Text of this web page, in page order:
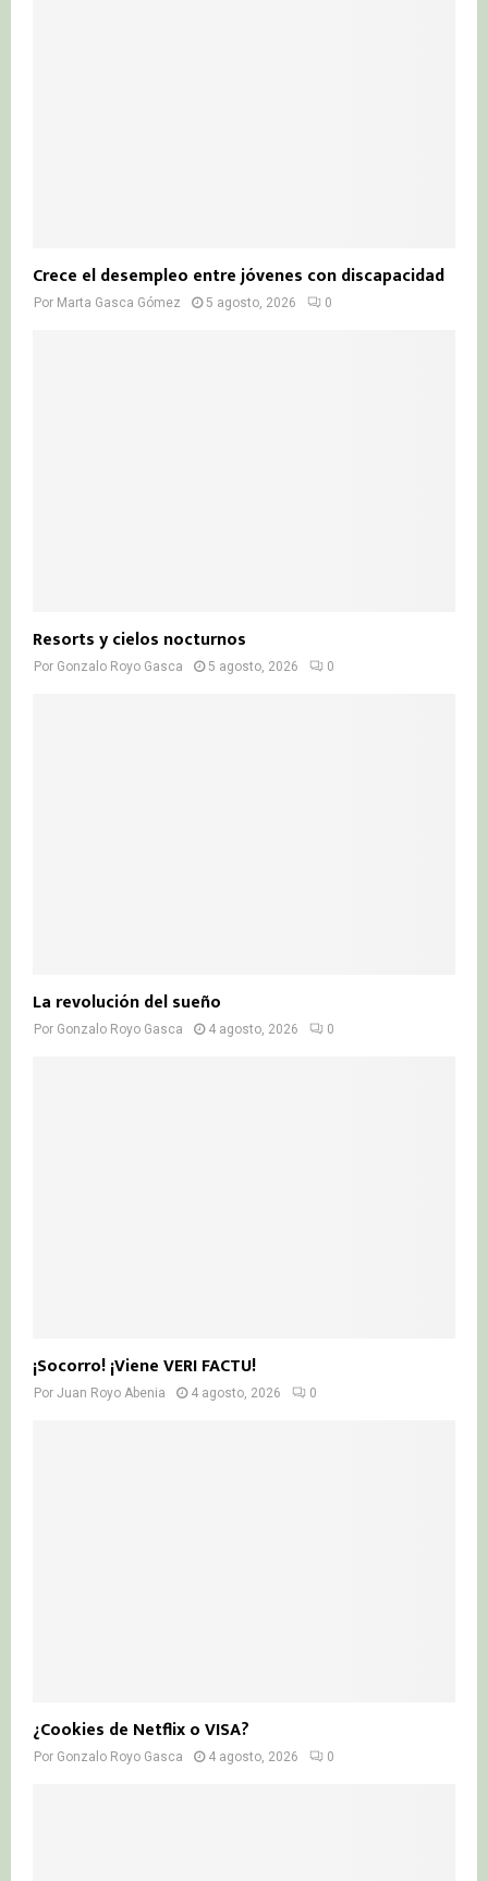
Crece el desempleo entre jóvenes con discapacidad
Por Marta Gasca Gómez 5 agosto, 2026 0
Resorts y cielos nocturnos
Por Gonzalo Royo Gasca 5 agosto, 2026 0
La revolución del sueño
Por Gonzalo Royo Gasca 4 agosto, 2026 0
¡Socorro! ¡Viene VERI FACTU!
Por Juan Royo Abenia 4 agosto, 2026 0
¿Cookies de Netflix o VISA?
Por Gonzalo Royo Gasca 4 agosto, 2026 0